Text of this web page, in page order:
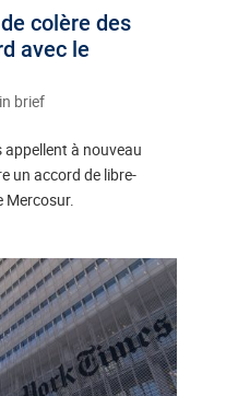
colère des
avec le
brief
à nouveau
un accord de libre-
Mercosur.